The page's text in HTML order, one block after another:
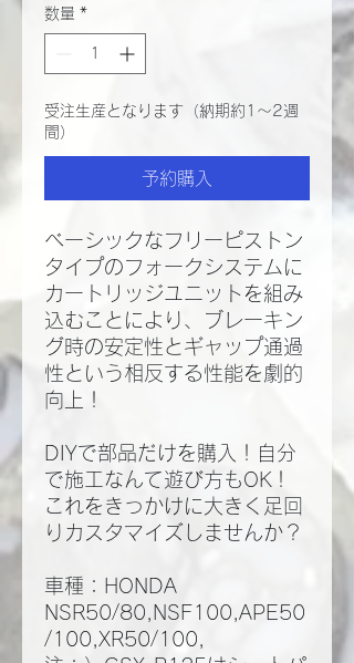
数量 *
受注生産となります（納期約1～2週
間）
予約購入
ベーシックなフリーピストン
タイプのフォークシステムに
カートリッジユニットを組み
込むことにより、ブレーキン
グ時の安定性とギャップ通過
性という相反する性能を劇的
向上！
DIYで部品だけを購入！自分
で施工なんて遊び方もOK！
これをきっかけに大きく足回
りカスタマイズしませんか？
車種：HONDA
NSR50/80,NSF100,APE50
/100,XR50/100,